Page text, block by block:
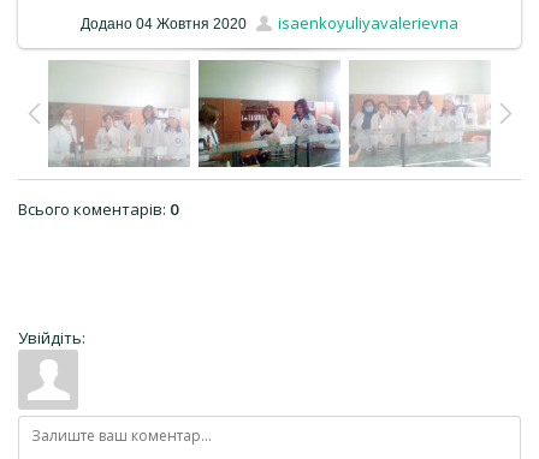
Додано 04 Жовтня 2020 isaenkoyuliyavalerievna
Всього коментарів: 0
Увійдіть: